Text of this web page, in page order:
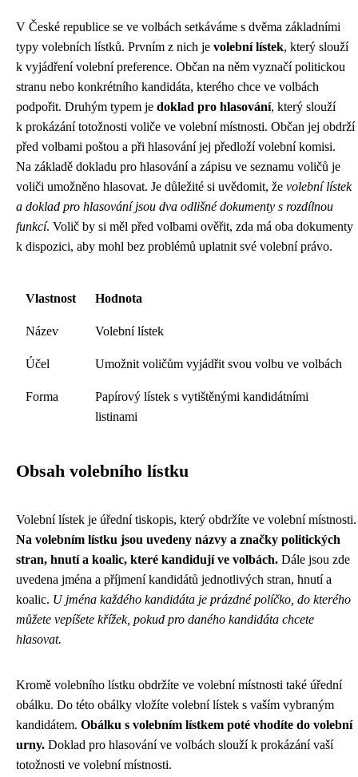
V České republice se ve volbách setkáváme s dvěma základními
typy volebních lístků. Prvním z nich je volební lístek, který slouží
k vyjádření volební preference. Občan na něm vyznačí politickou
stranu nebo konkrétního kandidáta, kterého chce ve volbách
podpořit. Druhým typem je doklad pro hlasování, který slouží
k prokázání totožnosti voliče ve volební místnosti. Občan jej obdrží
před volbami poštou a při hlasování jej předloží volební komisi.
Na základě dokladu pro hlasování a zápisu ve seznamu voličů je
voliči umožněno hlasovat. Je důležité si uvědomit, že volební lístek
a doklad pro hlasování jsou dva odlišné dokumenty s rozdílnou
funkcí. Volič by si měl před volbami ověřit, zda má oba dokumenty
k dispozici, aby mohl bez problémů uplatnit své volební právo.
Vlastnost Hodnota
Název Volební lístek
Účel Umožnit voličům vyjádřit svou volbu ve volbách
Forma
Papírový lístek s vytištěnými kandidátními
listinami
Obsah volebního lístku
Volební lístek je úřední tiskopis, který obdržíte ve volební místnosti.
Na volebním lístku jsou uvedeny názvy a značky politických
stran, hnutí a koalic, které kandidují ve volbách. Dále jsou zde
uvedena jména a příjmení kandidátů jednotlivých stran, hnutí a
koalic. U jména každého kandidáta je prázdné políčko, do kterého
můžete vepíšete křížek, pokud pro daného kandidáta chcete
hlasovat.
Kromě volebního lístku obdržíte ve volební místnosti také úřední
obálku. Do této obálky vložíte volební lístek s vaším vybraným
kandidátem. Obálku s volebním lístkem poté vhodíte do volební
urny. Doklad pro hlasování ve volbách slouží k prokázání vaší
totožnosti ve volební místnosti.